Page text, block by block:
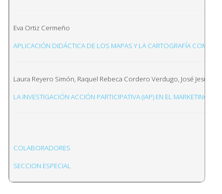
Eva Ortiz Cermeño
APLICACIÓN DIDÁCTICA DE LOS MAPAS Y LA CARTOGRAFÍA COMO
Laura Reyero Simón, Raquel Rebeca Cordero Verdugo, José Jesús
LA INVESTIGACIÓN ACCIÓN PARTICIPATIVA (IAP) EN EL MARKETING
COLABORADORES
SECCION ESPECIAL